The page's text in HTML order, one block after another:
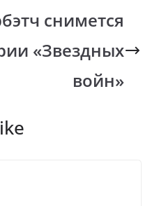
снимется
«Звездных
войн»